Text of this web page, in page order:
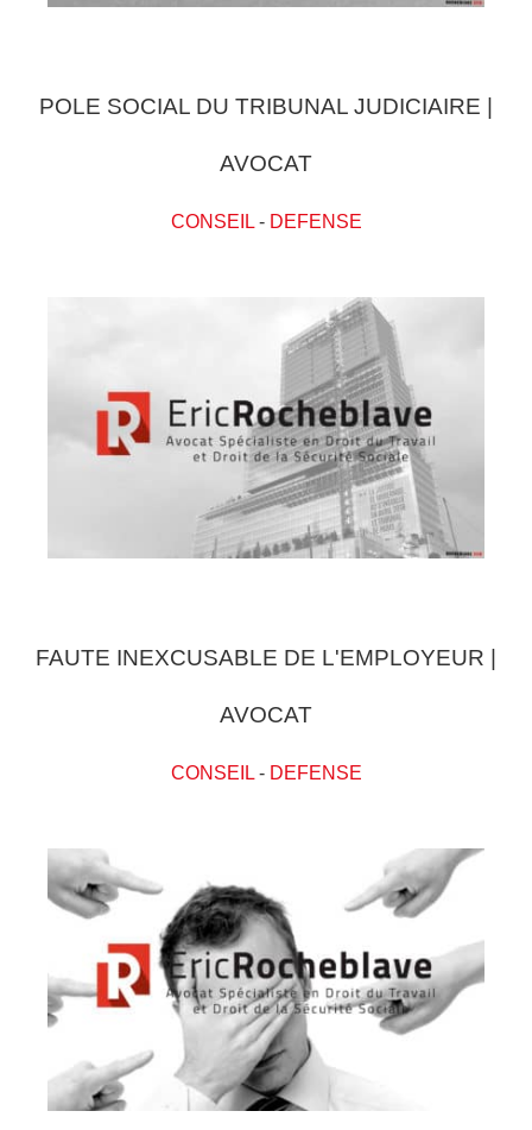
POLE SOCIAL DU TRIBUNAL JUDICIAIRE |
AVOCAT
CONSEIL- DEFENSE
FAUTE INEXCUSABLE DE L'EMPLOYEUR |
AVOCAT
CONSEIL- DEFENSE